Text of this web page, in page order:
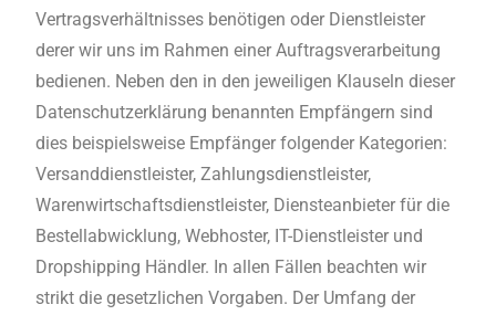
Vertragsverhältnisses benötigen oder Dienstleister
derer wir uns im Rahmen einer Auftragsverarbeitung
bedienen. Neben den in den jeweiligen Klauseln dieser
Datenschutzerklärung benannten Empfängern sind
dies beispielsweise Empfänger folgender Kategorien:
Versanddienstleister, Zahlungsdienstleister,
Warenwirtschaftsdienstleister, Diensteanbieter für die
Bestellabwicklung, Webhoster, IT-Dienstleister und
Dropshipping Händler. In allen Fällen beachten wir
strikt die gesetzlichen Vorgaben. Der Umfang der